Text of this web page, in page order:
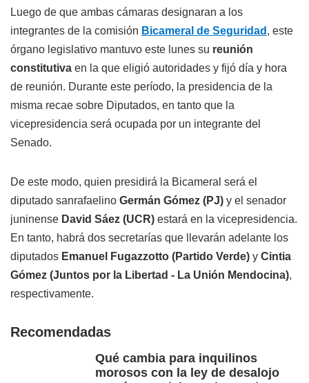
Luego de que ambas cámaras designaran a los
integrantes de la comisión Bicameral de Seguridad , este
órgano legislativo mantuvo este lunes su reunión
constitutiva en la que eligió autoridades y fijó día y hora
de reunión. Durante este período, la presidencia de la
misma recae sobre Diputados, en tanto que la
vicepresidencia será ocupada por un integrante del
Senado.
De este modo, quien presidirá la Bicameral será el
diputado sanrafaelino Germán Gómez (PJ) y el senador
juninense David Sáez (UCR) estará en la vicepresidencia.
En tanto, habrá dos secretarías que llevarán adelante los
diputados Emanuel Fugazzotto (Partido Verde) y Cintia
Gómez (Juntos por la Libertad - La Unión Mendocina),
respectivamente.
Recomendadas
Qué cambia para inquilinos
morosos con la ley de desalojo